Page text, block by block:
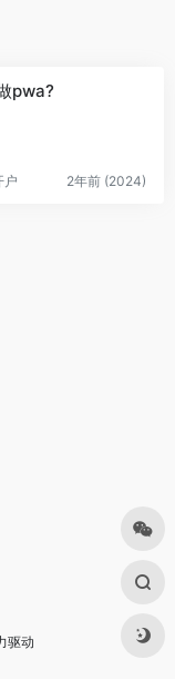
pwa?
户 2年前 (2024)
驱动